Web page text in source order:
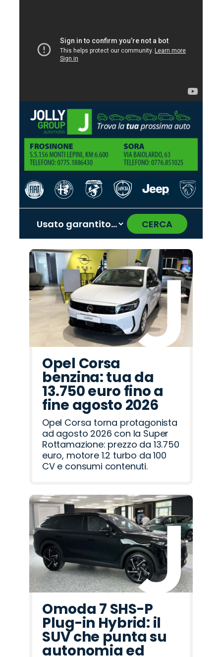
CERCA
Promo
Jeep
Promo
Abarth
Promo
Peugeot
Promo
Mazda
Promo
Cupra
Promo
Alfa
Romeo
Promo
Omoda
Promo
Lancia
Promo
Citroën
Promo
Land
Rover
Promo
Fiat
Promo
Seat
Promo
Hyundai
Promo
Opel
Promo
Jaecoo
‹ ›
Opel Corsa
benzina: tua da
13.750 euro fino a
fine agosto 2026
Opel Corsa torna protagonista
ad agosto 2026 con la Super
Rottamazione: prezzo da 13.750
euro, motore 1.2 turbo da 100
CV e consumi contenuti.
Omoda 7 SHS-P
Plug-in Hybrid: il
SUV che punta su
autonomia ed